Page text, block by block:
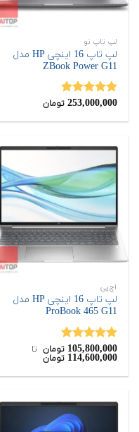
لپ تاپ نو
لپ تاپ 16 اینچی HP مدل
ZBook Power G11
نمره4.89
253,000,000 تومان
اچ‌پی
لپ تاپ 16 اینچی HP مدل
ProBook 465 G11
نمره5.00
از 5
105,800,000 تومان ‌ تا ‌
114,600,000 تومان